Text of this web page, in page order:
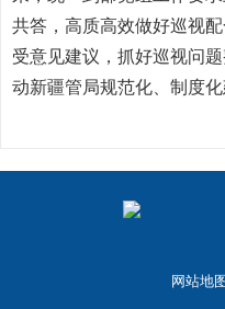
共答，高质高效做好巡视
受意见建议，抓好巡视问
动新疆管局规范化、制度化
网站地图